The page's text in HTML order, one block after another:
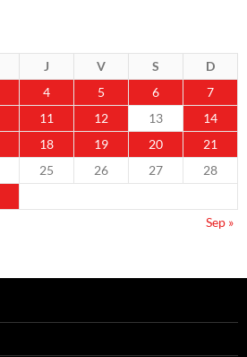
J V S
D
4 5 6
7
11 12 13
14
18 19 20
21
25 26 27
28
Sep »